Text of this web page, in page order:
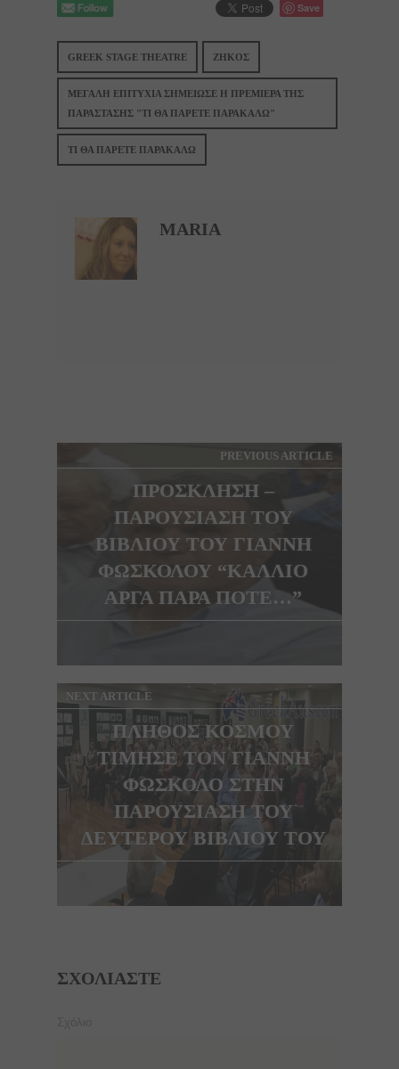
Save
GREEK STAGE THEATRE ΖΗΚΟΣ
ΜΕΓΑΛΗ ΕΠΙΤΥΧΙΑ ΣΗΜΕΙΩΣΕ Η ΠΡΕΜΙΕΡΑ ΤΗΣ
ΠΑΡΑΣΤΑΣΗΣ "ΤΙ ΘΑ ΠΑΡΕΤΕ ΠΑΡΑΚΑΛΩ"
ΤΙ ΘΑ ΠΑΡΕΤΕ ΠΑΡΑΚΑΛΩ
MARIA
PREVIOUS ARTICLE
ΠΡΟΣΚΛΗΣΗ –
ΠΑΡΟΥΣΙΑΣΗ ΤΟΥ
ΒΙΒΛΙΟΥ ΤΟΥ ΓΙΑΝΝΗ
ΦΩΣΚΟΛΟΥ “ΚΑΛΛΙΟ
ΑΡΓΑ ΠΑΡΑ ΠΟΤΕ…”
NEXT ARTICLE
ΠΛΗΘΟΣ ΚΟΣΜΟΥ
ΤΙΜΗΣΕ ΤΟΝ ΓΙΑΝΝΗ
ΦΩΣΚΟΛΟ ΣΤΗΝ
ΠΑΡΟΥΣΙΑΣΗ ΤΟΥ
ΔΕΥΤΕΡΟΥ ΒΙΒΛΙΟΥ ΤΟΥ
ΣΧΟΛΙΆΣΤΕ